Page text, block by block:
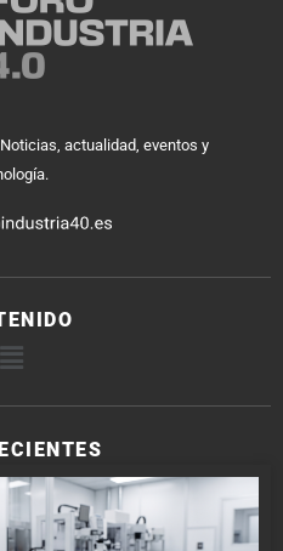
actualidad, eventos y